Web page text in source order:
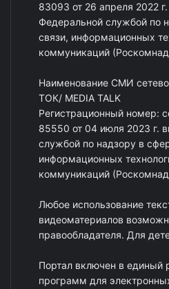
83093 от 26 апреля 2022
Федеральной службой по
связи, информационных
коммуникаций
Наименование СМИ
ТОК/ MEDIA TALK
Регистрационный номер:
85550 от 04 июля 2023 г.
службой по надзору в
информационных
коммуникаций
Любое использование
видеоматериалов
правообладателя. Для
Портал включен в единый
программ для